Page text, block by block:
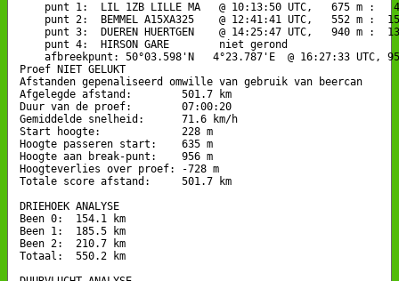
punt 1:  LIL 1ZB LILLE MA   @ 10:13:50 UTC,   675 m :
punt 2:  BEMMEL A15XA325    @ 12:41:41 UTC,   552 m :
punt 3:  DUEREN HUERTGEN    @ 14:25:47 UTC,   940 m :
    punt 4:  HIRSON GARE        niet gerond
afbreekpunt: 50°03.598'N   4°23.787'E  @ 16:27:33 UTC,
Proef NIET GELUKT
Afstanden gepenaliseerd omwille van gebruik van beercan
Afgelegde afstand:        501.7 km
Duur van de proef:        07:00:20
Gemiddelde snelheid:      71.6 km/h
Start hoogte:             228 m
Hoogte passeren start:    635 m
Hoogte aan break-punt:    956 m
Hoogteverlies over proef: -728 m
Totale score afstand:     501.7 km
DRIEHOEK ANALYSE
Been 0:  154.1 km
Been 1:  185.5 km
Been 2:  210.7 km
Totaal:  550.2 km